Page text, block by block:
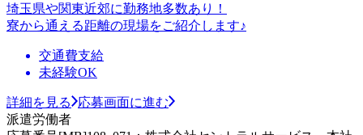
埼玉県や関東近郊に勤務地多数あり！
寮から通える距離の現場をご紹介します♪
交通費支給
未経験OK
詳細を見る
応募画面に進む
派遣労働者